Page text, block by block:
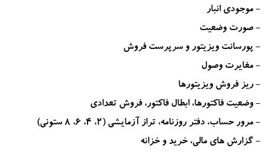
- موجودی انبار
- صورت وضعیت
- پورسانت ویزیتور و سرپرست فروش
- مغایرت وصول
- ریز فروش ویزیتورها
- وضعیت فاکتورها، ابطال فاکتور، فروش تعدادی
- مرور حساب، دفتر روزنامه، تراز آزمایشی (۲، ۴، ۶، ۸ ستونی)
- گزارش های مالی، خرید و خزانه